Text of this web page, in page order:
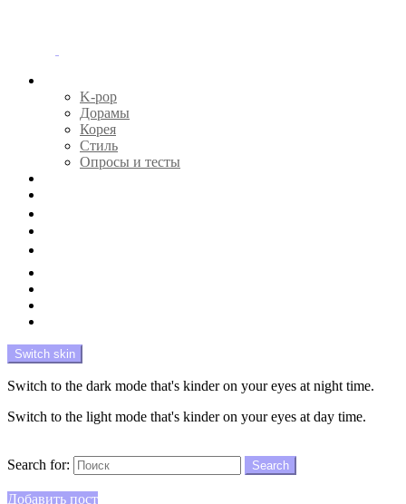
K-pop
Дорамы
Корея
Стиль
Опросы и тесты
Switch skin
Switch to the dark mode that's kinder on your eyes at night time.
Switch to the light mode that's kinder on your eyes at day time.
Search for:
Search
Добавить пост